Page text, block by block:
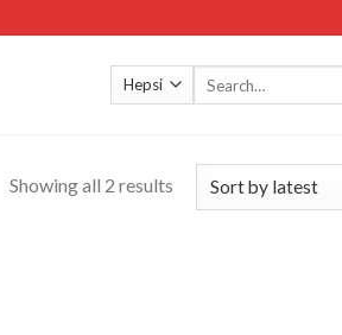
Search
Showing all 2 results